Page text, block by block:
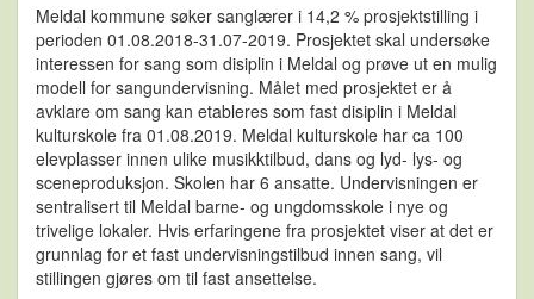
Meldal kommune søker sanglærer i 14,2 % prosjektstilling i
perioden 01.08.2018-31.07-2019. Prosjektet skal undersøke
interessen for sang som disiplin i Meldal og prøve ut en mulig
modell for sangundervisning. Målet med prosjektet er å
avklare om sang kan etableres som fast disiplin i Meldal
kulturskole fra 01.08.2019. Meldal kulturskole har ca 100
elevplasser innen ulike musikktilbud, dans og lyd- lys- og
sceneproduksjon. Skolen har 6 ansatte. Undervisningen er
sentralisert til Meldal barne- og ungdomsskole i nye og
trivelige lokaler. Hvis erfaringene fra prosjektet viser at det er
grunnlag for et fast undervisningstilbud innen sang, vil
stillingen gjøres om til fast ansettelse.